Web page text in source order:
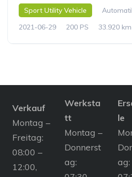
Sport Utility Vehicle
2021-06-29
200 PS 33.920 km
Verkauf
Montag –
Freitag:
08:00 –
12:00,
Werksta
tt
Montag –
Donnerst
ag:
le
ag: